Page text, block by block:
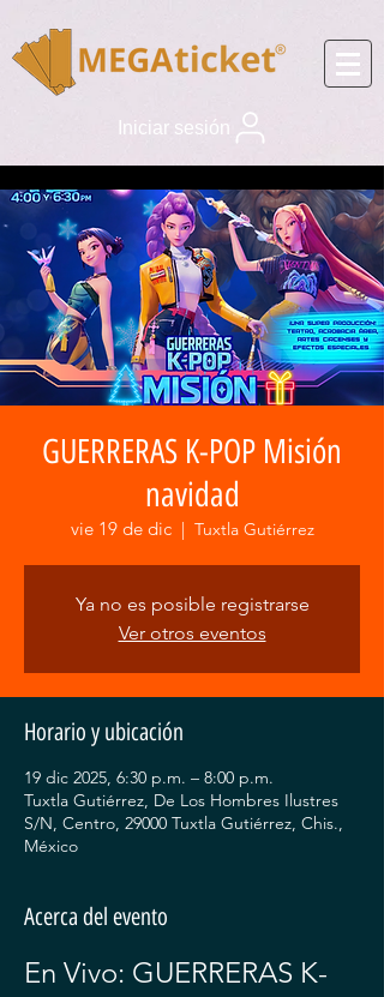
Iniciar sesión
GUERRERAS K-POP Misión
navidad
vie 19 de dic
  |
Tuxtla Gutiérrez
Ya no es posible registrarse
Ver otros eventos
Horario y ubicación
19 dic 2025, 6:30 p.m. – 8:00 p.m.
Tuxtla Gutiérrez, De Los Hombres Ilustres
S/N, Centro, 29000 Tuxtla Gutiérrez, Chis.,
México
Acerca del evento
En Vivo: GUERRERAS K-